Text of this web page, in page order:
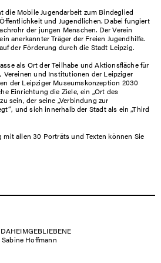
die Mobile Jugendarbeit zum Bindeglied
und Jugendlichen. Dabei fungiert
der jungen Menschen. Der Verein
anerkannter Träger der Freien Jugendhilfe.
der Förderung durch die Stadt Leipzig.
als Ort der Teilhabe und Aktionsfläche für
und Institutionen der Leipziger
der Leipziger Museumskonzeption 2030
Einrichtung die Ziele, ein „Ort des
sein, der seine „Verbindung zur
und sich innerhalb der Stadt als ein „Third
allen 30 Porträts und Texten können Sie
Hoffmann